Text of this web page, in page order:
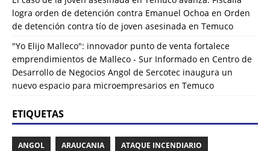
logra orden de detención contra Emanuel Ochoa en Orden
de detención contra tío de joven asesinada en Temuco
"Yo Elijo Malleco": innovador punto de venta fortalece
emprendimientos de Malleco - Sur Informado en Centro de
Desarrollo de Negocios Angol de Sercotec inaugura un
nuevo espacio para microempresarios en Temuco
ETIQUETAS
ANGOL ARAUCANIA ATAQUE INCENDIARIO